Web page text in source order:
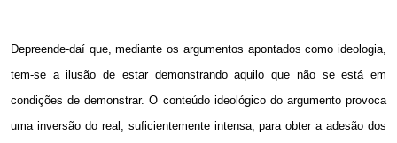
Depreende-daí que, mediante os argumentos apontados como ideologia,
tem-se a ilusão de estar demonstrando aquilo que não se está em
condições de demonstrar. O conteúdo ideológico do argumento provoca
uma inversão do real, suficientemente intensa, para obter a adesão dos